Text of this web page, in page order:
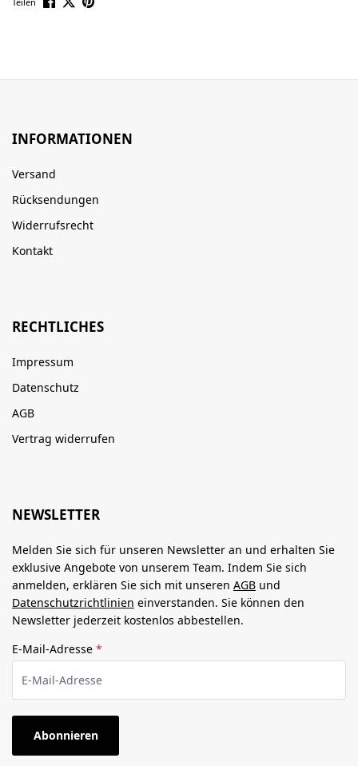
INFORMATIONEN
Versand
Rücksendungen
Widerrufsrecht
Kontakt
RECHTLICHES
Impressum
Datenschutz
AGB
Vertrag widerrufen
NEWSLETTER
Melden Sie sich für unseren Newsletter an und erhalten Sie
exklusive Angebote von unserem Team. Indem Sie sich
anmelden, erklären Sie sich mit unseren AGB und
Datenschutzrichtlinien einverstanden. Sie können den
Newsletter jederzeit kostenlos abbestellen.
E-Mail-Adresse *
Abonnieren